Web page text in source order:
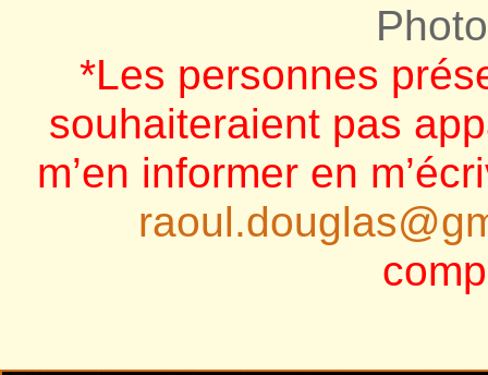
*Les personnes
souhaiteraient pas
m’en informer en